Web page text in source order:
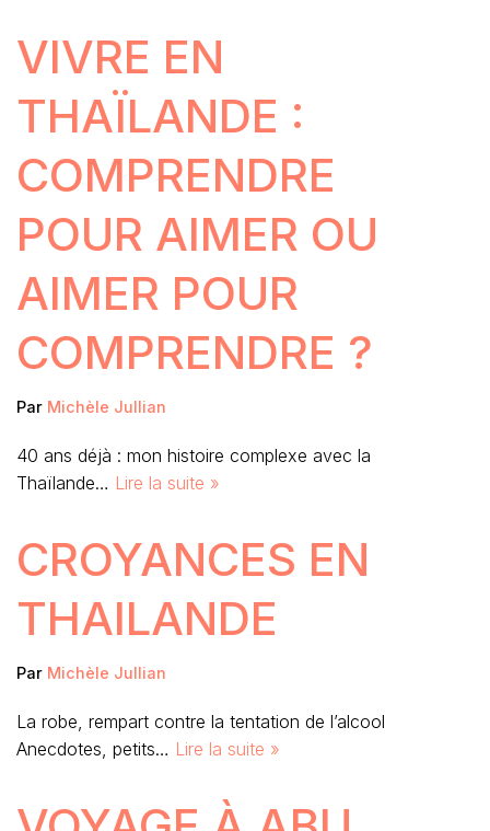
VIVRE EN
THAÏLANDE :
COMPRENDRE
POUR AIMER OU
AIMER POUR
COMPRENDRE ?
Par Michèle Jullian
40 ans déjà : mon histoire complexe avec la
Thaïlande… Lire la suite »
CROYANCES EN
THAILANDE
Par Michèle Jullian
La robe, rempart contre la tentation de l’alcool
Anecdotes, petits… Lire la suite »